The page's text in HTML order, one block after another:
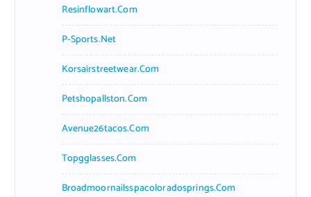
Resinflowart.com
P-Sports.net
Korsairstreetwear.com
Petshopallston.com
Avenue26tacos.com
Topgglasses.com
Broadmoornailsspacoloradosprings.com